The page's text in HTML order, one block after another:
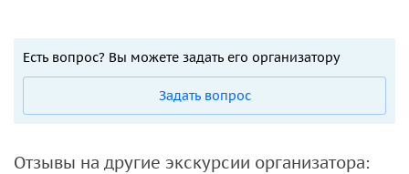
Есть вопрос? Вы можете задать его организатору
Задать вопрос
Отзывы на другие экскурсии организатора: